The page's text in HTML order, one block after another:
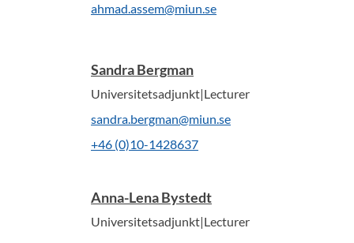
ahmad.assem@miun.se
Sandra Bergman
Universitetsadjunkt|Lecturer
sandra.bergman@miun.se
+46 (0)10-1428637
Anna-Lena Bystedt
Universitetsadjunkt|Lecturer